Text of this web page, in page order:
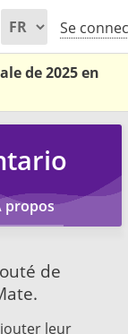
Se
de 2025 en
propos
de
leur